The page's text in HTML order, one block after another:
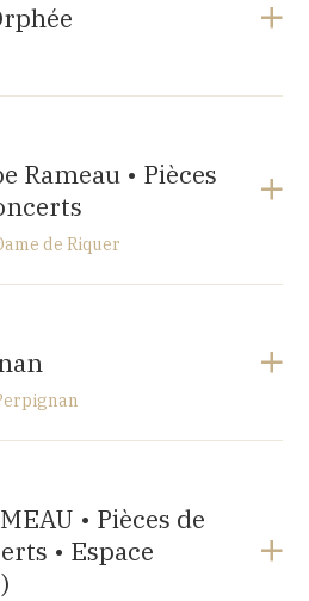
Rameau • Pièces
de Riquer
Leclerc, 66000
• Pièces de
• Espace